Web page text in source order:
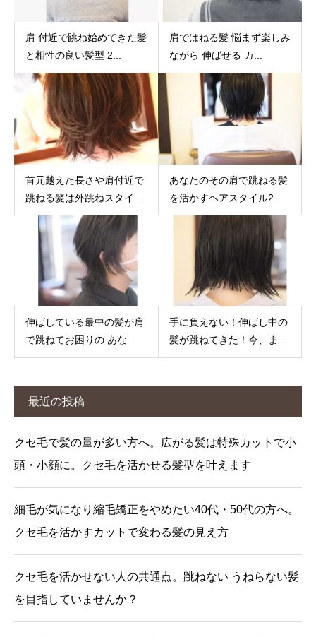
肩 付近で跳ね始めてきた髪
と相性の良い髪型 2...
肩ではねる髪 悩まず楽しみ
ながら 伸ばせる カ...
首元越えた長さや肩付近で
跳ねる髪は外跳ねスタイ...
あなたのその肩で跳ねる髪
を活かすヘアスタイル2...
伸ばしている最中の髪が肩
で跳ねてお困りの あな...
手に負えない！伸ばし中の
髪が跳ねてきた！今、ま...
最近の投稿
クセ毛で髪の量が多い方へ。広がる髪は特殊カットで小
頭・小顔に。クセ毛を活かせる髪型を叶えます
細毛が気になり縮毛矯正をやめたい40代・50代の方へ。
クセ毛を活かすカットで変わる髪の見え方
クセ毛を活かせない人の共通点。跳ねない うねらない髪
を目指していませんか？